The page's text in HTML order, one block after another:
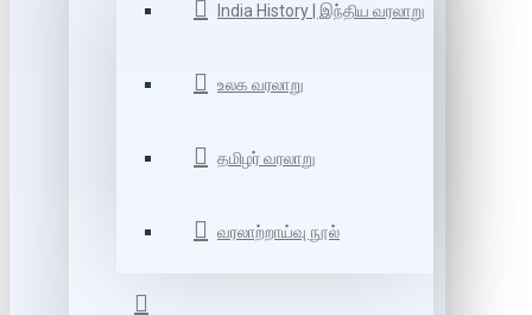
India History | இந்திய வரலாறு
உலக வரலாறு
தமிழர் வரலாறு
வரலாற்றாய்வு நூல்